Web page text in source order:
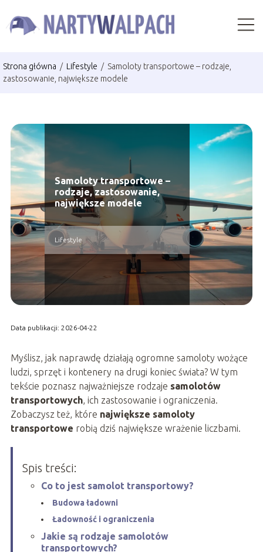
Strona główna / Lifestyle / Samoloty transportowe – rodzaje,
zastosowanie, największe modele
Samoloty transportowe –
rodzaje, zastosowanie,
największe modele
Lifestyle
Data publikacji: 2026-04-22
Myślisz, jak naprawdę działają ogromne samoloty wożące
ludzi, sprzęt i kontenery na drugi koniec świata? W tym
tekście poznasz najważniejsze rodzaje samolotów
transportowych, ich zastosowanie i ograniczenia.
Zobaczysz też, które największe samoloty
transportowe robią dziś największe wrażenie liczbami.
Spis treści:
Co to jest samolot transportowy?
Budowa ładowni
Ładowność i ograniczenia
Jakie są rodzaje samolotów
transportowych?